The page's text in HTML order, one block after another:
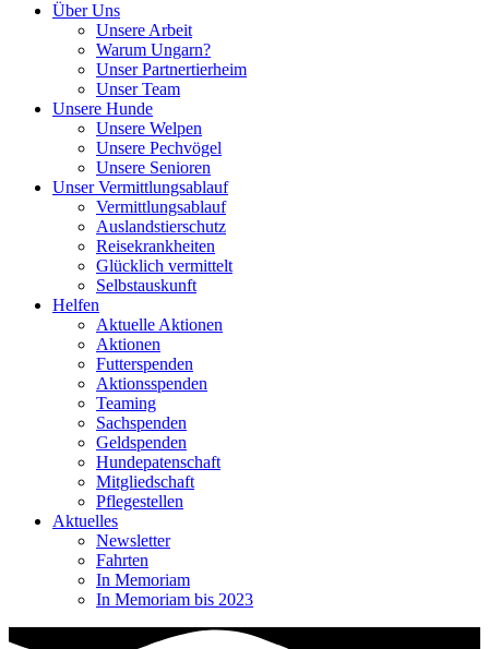
Über Uns
Unsere Arbeit
Warum Ungarn?
Unser Partnertierheim
Unser Team
Unsere Hunde
Unsere Welpen
Unsere Pechvögel
Unsere Senioren
Unser Vermittlungsablauf
Vermittlungsablauf
Auslandstierschutz
Reisekrankheiten
Glücklich vermittelt
Selbstauskunft
Helfen
Aktuelle Aktionen
Aktionen
Futterspenden
Aktionsspenden
Teaming
Sachspenden
Geldspenden
Hundepatenschaft
Mitgliedschaft
Pflegestellen
Aktuelles
Newsletter
Fahrten
In Memoriam
In Memoriam bis 2023